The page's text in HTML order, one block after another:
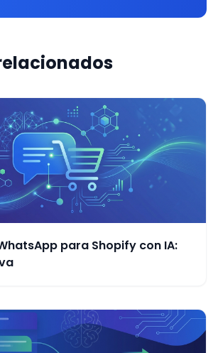
para Shopify con IA: